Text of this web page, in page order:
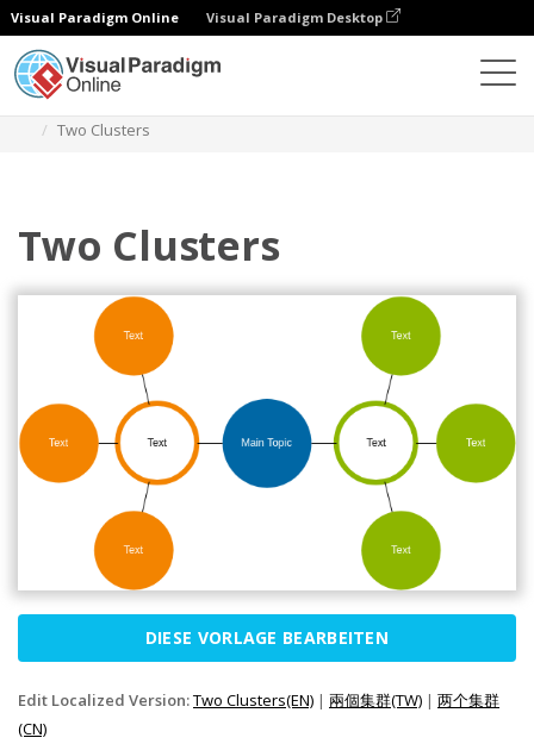
Visual Paradigm Online Visual Paradigm Desktop
Two Clusters
Two Clusters
DIESE VORLAGE BEARBEITEN
Edit Localized Version:Two Clusters(EN) | 兩個集群(TW) | 两个集群
(CN)